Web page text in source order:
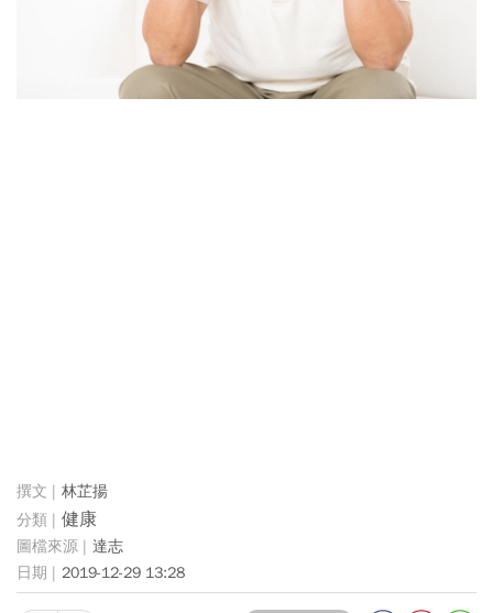
林芷揚
健康
達志
2019-12-29 13:28